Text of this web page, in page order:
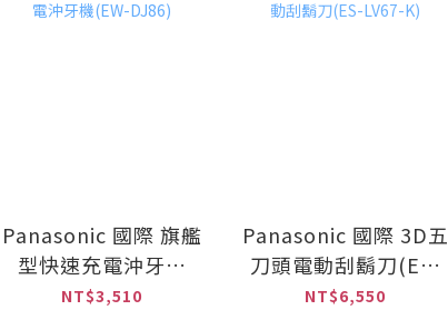
Panasonic 國際 旗艦
型快速充電沖牙機
(EW-DJ86)
NT$3,510
Panasonic 國際 3D五
刀頭電動刮鬍刀(ES-
LV67-K)
NT$6,550